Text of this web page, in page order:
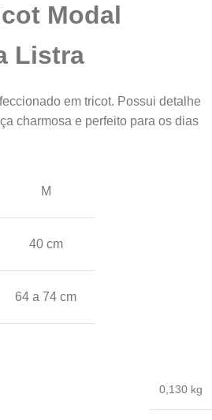
Modal
Listra
em tricot. Possui detalhe
charmosa e perfeito para os dias
M
40 cm
64 a 74 cm
0,130 kg